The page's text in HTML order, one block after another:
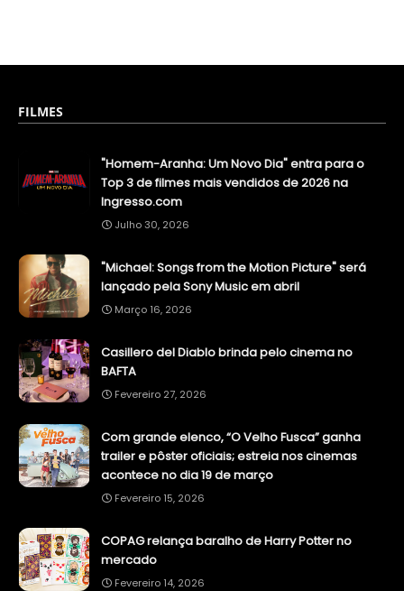
FILMES
"Homem-Aranha: Um Novo Dia" entra para o
Top 3 de filmes mais vendidos de 2026 na
Ingresso.com
Julho 30, 2026
"Michael: Songs from the Motion Picture" será
lançado pela Sony Music em abril
Março 16, 2026
Casillero del Diablo brinda pelo cinema no
BAFTA
Fevereiro 27, 2026
Com grande elenco, “O Velho Fusca” ganha
trailer e pôster oficiais; estreia nos cinemas
acontece no dia 19 de março
Fevereiro 15, 2026
COPAG relança baralho de Harry Potter no
mercado
Fevereiro 14, 2026